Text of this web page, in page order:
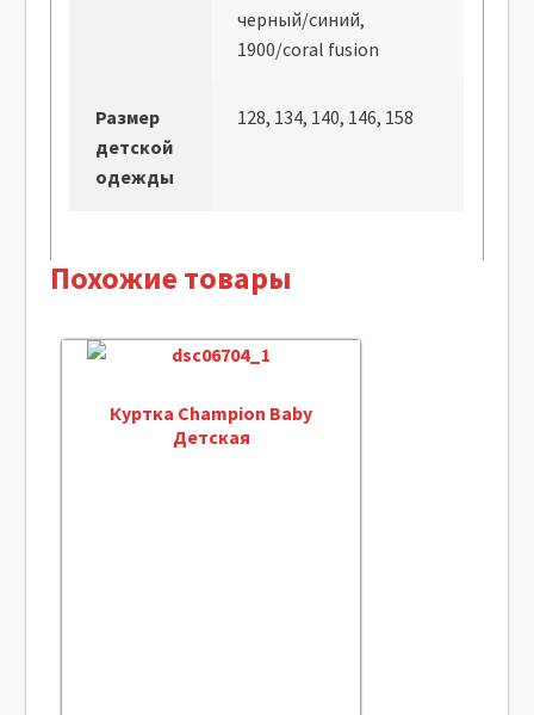
черный/синий,
1900/coral fusion
Размер
детской
одежды
128, 134, 140, 146, 158
Похожие товары
Куртка Champion Baby
Детская